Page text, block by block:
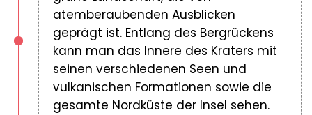
atemberaubenden Ausblicken
geprägt ist. Entlang des Bergrückens
kann man das Innere des Kraters mit
seinen verschiedenen Seen und
vulkanischen Formationen sowie die
gesamte Nordküste der Insel sehen.